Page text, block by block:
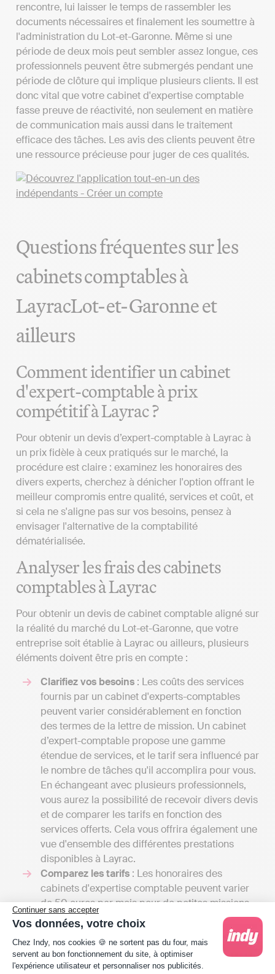
Continuer sans accepter
Vos données, votre choix
Plateforme de Gestion du Consentement :
Chez Indy, nos cookies 🍪 ne sortent pas du four, mais
servent au bon fonctionnement du site, à optimiser
l'expérience utilisateur et personnaliser nos publicités.
rencontre, lui laisser le temps de rassembler les
documents nécessaires et finalement les soumettre à
l'administration du Lot-et-Garonne. Même si une
période de deux mois peut sembler assez longue, ces
professionnels peuvent être submergés pendant une
période de clôture qui implique plusieurs clients. Il est
donc vital que votre cabinet d'expertise comptable
fasse preuve de réactivité, non seulement en matière
de communication mais aussi dans le traitement
efficace des tâches. Les avis des clients peuvent être
une ressource précieuse pour juger de ces qualités.
Questions fréquentes sur les
cabinets comptables à
LayracLot-et-Garonne et
ailleurs
Comment identifier un cabinet
d'expert-comptable à prix
compétitif à Layrac ?
Pour obtenir un devis d’expert-comptable à Layrac à
un prix fidèle à ceux pratiqués sur le marché, la
procédure est claire : examinez les honoraires des
divers experts, cherchez à dénicher l'option offrant le
meilleur compromis entre qualité, services et coût, et
si cela ne s'aligne pas sur vos besoins, pensez à
envisager l'alternative de la comptabilité
dématérialisée.
Analyser les frais des cabinets
comptables à Layrac
Pour obtenir un devis de cabinet comptable aligné sur
la réalité du marché du Lot-et-Garonne, que votre
entreprise soit établie à Layrac ou ailleurs, plusieurs
éléments doivent être pris en compte :
Clarifiez vos besoins : Les coûts des services
fournis par un cabinet d'experts-comptables
peuvent varier considérablement en fonction
des termes de la lettre de mission. Un cabinet
d’expert-comptable propose une gamme
étendue de services, et le tarif sera influencé par
le nombre de tâches qu'il accomplira pour vous.
En échangeant avec plusieurs professionnels,
vous aurez la possibilité de recevoir divers devis
et de comparer les tarifs en fonction des
services offerts. Cela vous offrira également une
vue d'ensemble des différentes prestations
disponibles à Layrac.
Comparez les tarifs : Les honoraires des
cabinets d'expertise comptable peuvent varier
de 50 euros par mois pour de petites missions
confiées à un comptable indépendant à
plusieurs milliers d'euros si votre entreprise
nécessite une gestion comptable plus
complexe. En revanche, pour une solution en